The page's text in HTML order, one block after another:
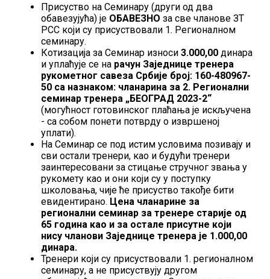
Присуство на Семинару (други од два
обавезујућа) је ОБАВЕЗНО за све чланове ЗТ
РСС који су присуствовали 1. Регионалном
семинару.
Котизација за Семинар износи 3.000,00 динара
и уплаћује се на рачун Заједнице тренера
рукометног савеза Србије број: 160-480967-
50 са назнаком: чланарина за 2. Регионални
семинар тренера „БЕОГРАД 2023-2“
(могућност готовинског плаћања је искључена
- са собом понети потврду о извршеној
уплати).
На Семинар се под истим условима позивају и
сви остали тренери, као и будући тренери
заинтересовани за стицање стручног звања у
рукомету као и они који су у поступку
школовања, чије ће присуство такође бити
евидентирано. Цена чланарине за
регионални семинар за тренере старије од
65 година као и за остале присутне који
нису чланови Заједнице тренера је 1.000,00
динара.
Тренери који су присуствовали 1. регионалном
семинару, а не присуствују другом